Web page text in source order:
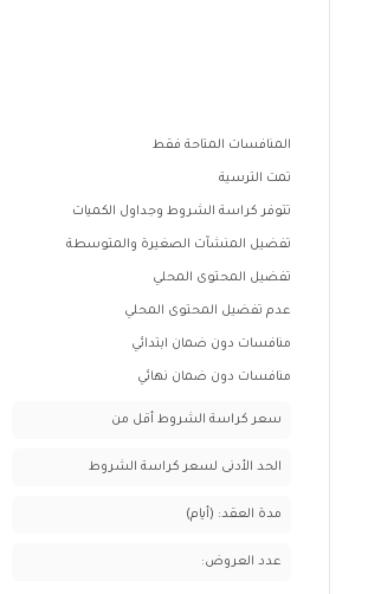
المنافسات المتاحة فقط
تمت الترسية
تتوفر كراسة الشروط وجداول الكميات
تفضيل المنشآت الصغيرة والمتوسطة
تفضيل المحتوى المحلي
عدم تفضيل المحتوى المحلي
منافسات دون ضمان ابتدائي
منافسات دون ضمان نهائي
سعر كراسة الشروط أقل من
الحد الأدنى لسعر كراسة الشروط
مدة العقد: (أيام)
عدد العروض: